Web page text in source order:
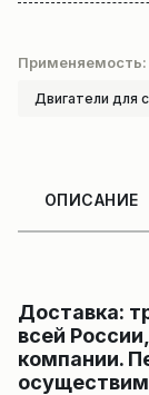
Применяемость:
Двигатели для
ОПИСАНИЕ
Доставка:
всей
компании.